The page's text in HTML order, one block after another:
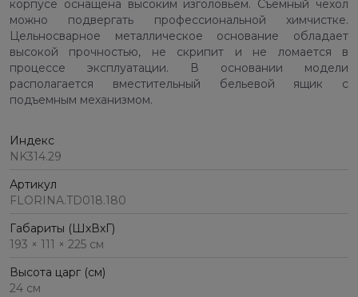
корпусе оснащена высоким изголовьем. Съемный чехол
можно подвергать профессиональной химчистке.
Цельносварное металлическое основание обладает
высокой прочностью, не скрипит и не ломается в
процессе эксплуатации. В основании модели
располагается вместительный бельевой ящик с
подъемным механизмом.
Индекс
NK314.29
Артикул
FLORINA.TD018.180
Габариты (ШхВхГ)
193 × 111 × 225 см
Высота царг (см)
24 см